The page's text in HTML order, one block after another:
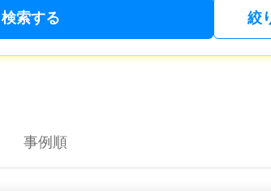
検索する 絞
事例順